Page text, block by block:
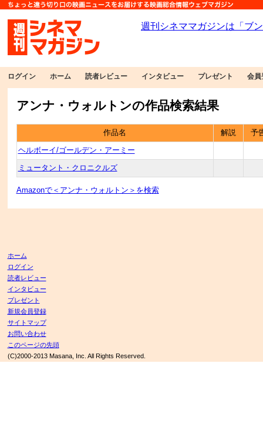
ログイン ホーム 読者レビュー インタビュー プレゼント 会員
アンナ・ウォルトンの作品検索結果
作品名 解説 予
ヘルボーイ/ゴールデン・アーミー
ミュータント・クロニクルズ
Amazonで＜アンナ・ウォルトン＞を検索
ホーム
ログイン
読者レビュー
インタビュー
プレゼント
新規会員登録
サイトマップ
お問い合わせ
このページの先頭
(C)2000-2013 Masana, Inc. All Rights Reserved.